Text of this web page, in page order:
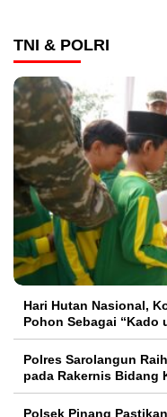
TNI & POLRI
Hari Hutan Nasional,
Pohon Sebagai “Kado
Polres Sarolangun
pada Rakernis Bidang
Polsek Pinang